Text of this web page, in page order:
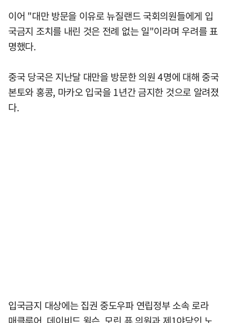
이어 "대만 방문을 이유로 뉴질랜드 국회의원들에게 입
국금지 조치를 내린 것은 전례 없는 일"이라며 우려를 표
명했다.
중국 당국은 지난달 대만을 방문한 의원 4명에 대해 중국
본토와 홍콩, 마카오 입국을 1년간 금지한 것으로 알려졌
다.
입국금지 대상에는 집권 중도우파 연립정부 소속 로라